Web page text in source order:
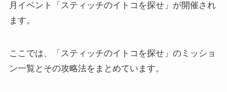
月イベント「スティッチのイトコを探せ」が開催され
ます。
ここでは、「スティッチのイトコを探せ」のミッショ
ン一覧とその攻略法をまとめています。